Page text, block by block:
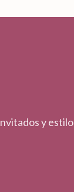
y estilo